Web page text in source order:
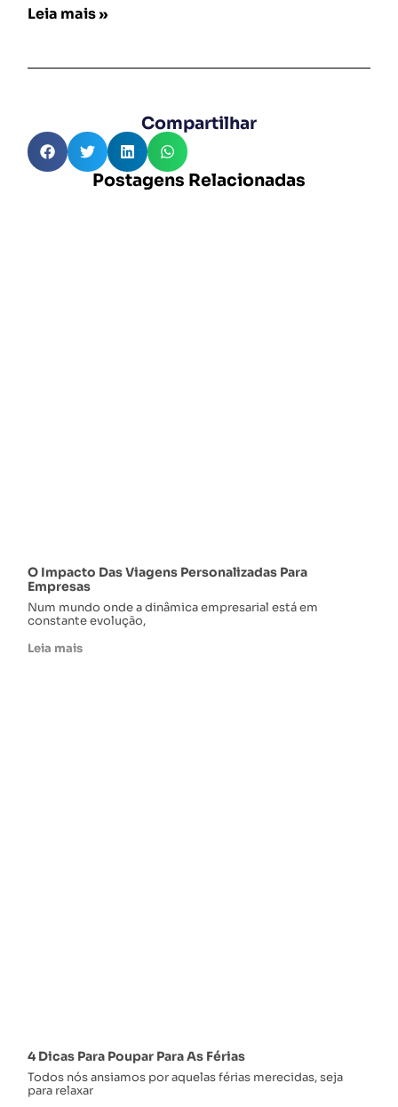
Leia mais »
Compartilhar
Postagens Relacionadas
O Impacto Das Viagens Personalizadas Para
Empresas
Num mundo onde a dinâmica empresarial está em
constante evolução,
Leia mais
4 Dicas Para Poupar Para As Férias
Todos nós ansiamos por aquelas férias merecidas, seja
para relaxar